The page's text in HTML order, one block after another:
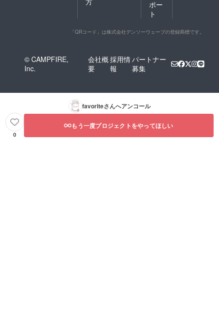
ポー
ト
「QRコード」は株式会社デンソーウェーブの登録商標です。
© CAMPFIRE,
Inc.
会社概
要
採用情
報
パートナー
募集
favoriteさんへアンコール
0
もう一度プロジェクトをやってほしい